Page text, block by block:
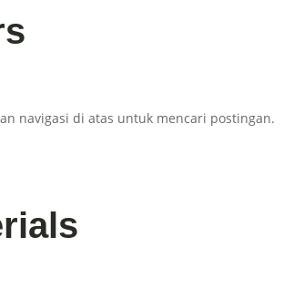
navigasi di atas untuk mencari postingan.